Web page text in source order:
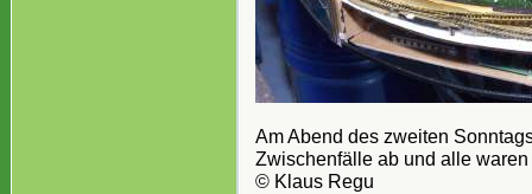
Am Abend des zweiten
Zwischenfälle ab und alle
© Klaus Regu